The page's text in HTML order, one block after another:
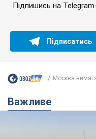
Підпишись на
Підписатись
Москва
Важливе